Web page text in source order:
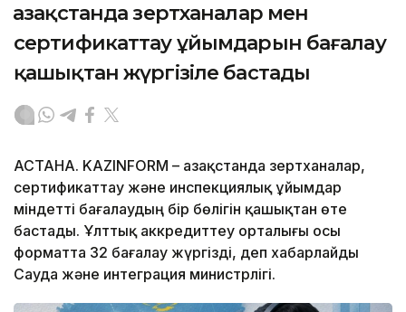
Қазақстанда зертханалар мен
сертификаттау ұйымдарын бағалау
қашықтан жүргізіле бастады
АСТАНА. KAZINFORM – Қазақстанда зертханалар,
сертификаттау және инспекциялық ұйымдар
міндетті бағалаудың бір бөлігін қашықтан өте
бастады. Ұлттық аккредиттеу орталығы осы
форматта 32 бағалау жүргізді, деп хабарлайды
Сауда және интеграция министрлігі.